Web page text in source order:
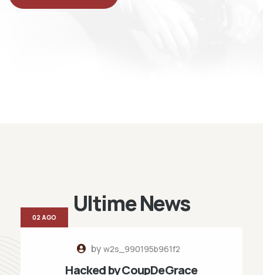
Ultime News
byw2s_990195b961f2
Hacked by CoupDeGrace
02 AGO